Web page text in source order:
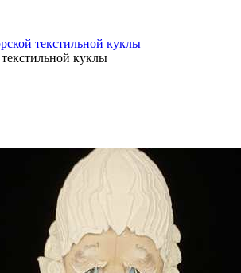
текстильной куклы
куклы